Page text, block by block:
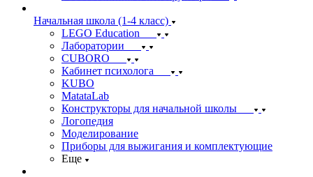
Начальная школа (1-4 класс)
LEGO Education
Лаборатории
CUBORO
Кабинет психолога
KUBO
MatataLab
Конструкторы для начальной школы
Логопедия
Моделирование
Приборы для выжигания и комплектующие
Еще